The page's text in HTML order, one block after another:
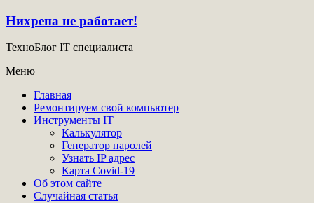
Нихрена не работает!
ТехноБлог IT специалиста
Меню
Главная
Ремонтируем свой компьютер
Инструменты IT
Калькулятор
Генератор паролей
Узнать IP адрес
Карта Covid-19
Об этом сайте
Случайная статья